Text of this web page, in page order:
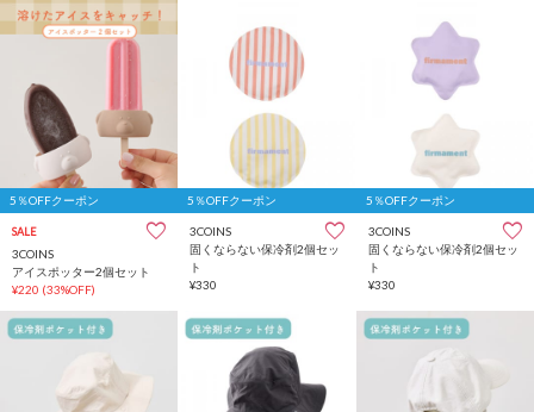
5％OFFクーポン
SALE
3COINS
アイスポッター2個セット
¥220 (33%OFF)
5％OFFクーポン
3COINS
固くならない保冷剤2個セッ
ト
¥330
5％OFFクーポン
3COINS
固くならない保冷剤2個セッ
ト
¥330